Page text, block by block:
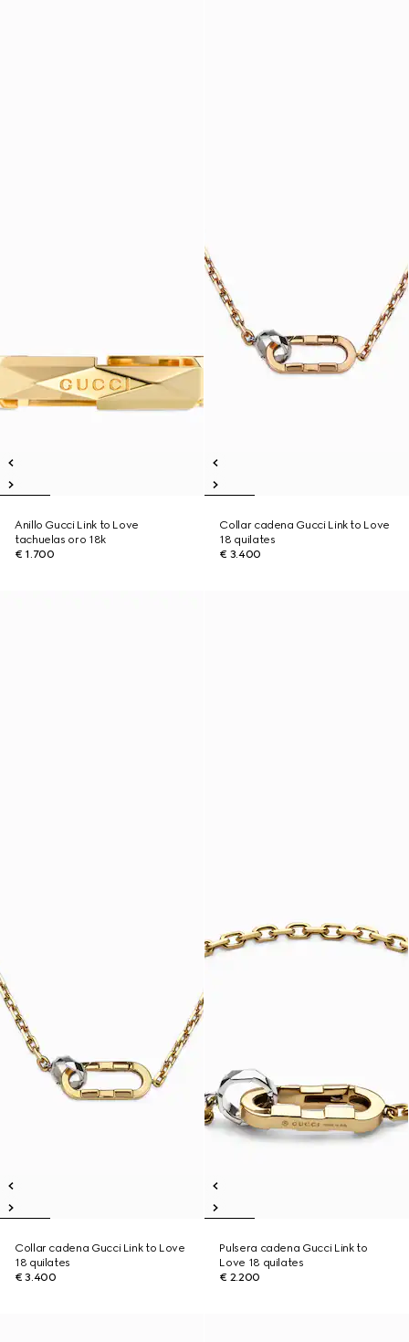
Anillo Gucci Link to Love
tachuelas oro 18k
€ 1.700
Collar cadena Gucci Link to Love
18 quilates
€ 3.400
Collar cadena Gucci Link to Love
18 quilates
€ 3.400
Pulsera cadena Gucci Link to
Love 18 quilates
€ 2.200